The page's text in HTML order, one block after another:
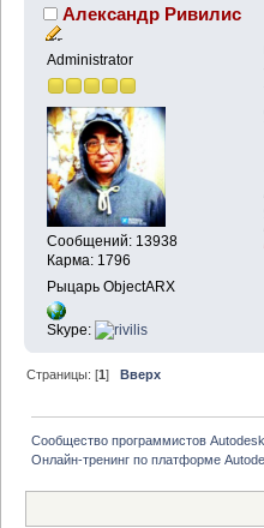
Александр Ривилис
Administrator
Сообщений: 13938
Карма: 1796
Рыцарь ObjectARX
Skype:
Страницы: [1]Вверх
Сообщество программистов
Онлайн-тренинг по платформе